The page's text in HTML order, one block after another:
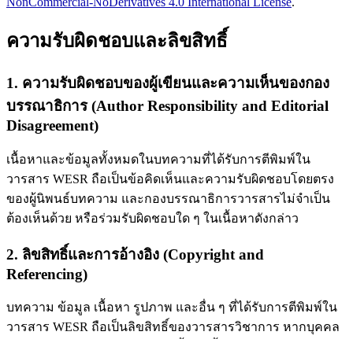
ความรับผิดชอบและลิขสิทธิ์
1. ความรับผิดชอบของผู้เขียนและความเห็นของกอง
บรรณาธิการ (Author Responsibility and Editorial
Disagreement)
เนื้อหาและข้อมูลทั้งหมดในบทความที่ได้รับการตีพิมพ์ใน
วารสาร WESR ถือเป็นข้อคิดเห็นและความรับผิดชอบโดยตรง
ของผู้นิพนธ์บทความ และกองบรรณาธิการวารสารไม่จำเป็น
ต้องเห็นด้วย หรือร่วมรับผิดชอบใด ๆ ในเนื้อหาดังกล่าว
2. ลิขสิทธิ์และการอ้างอิง (Copyright and
Referencing)
บทความ ข้อมูล เนื้อหา รูปภาพ และอื่น ๆ ที่ได้รับการตีพิมพ์ใน
วารสาร WESR ถือเป็นลิขสิทธิ์ของวารสารวิชาการ หากบุคคล